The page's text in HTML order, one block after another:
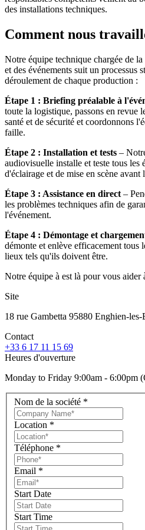
des installations techniques.
Comment nous
Notre équipe technique chargée de
et des événements suit un processus
déroulement de chaque production :
Étape 1 : Briefing préalable à
toute la logistique, passons en revue
santé et de sécurité et coordonnons
faille.
Étape 2 : Installation et tests –
audiovisuelle installe et teste tous les
d'éclairage et de mise en scène avant
Étape 3 : Assistance en direct –
les problèmes techniques afin de
l'événement.
Étape 4 : Démontage et
démonte et enlève efficacement tous
lieux tels qu'ils doivent être.
Notre équipe à est là pour vous aider
Site
18 rue Gambetta 95880 Enghien-les-
Contact
+33 6 17 11 15 69
Heures d'ouverture
Monday to Friday 9:00am - 6:00pm
Nom de la société *
Location *
Téléphone *
Email *
Start Date
Start Time